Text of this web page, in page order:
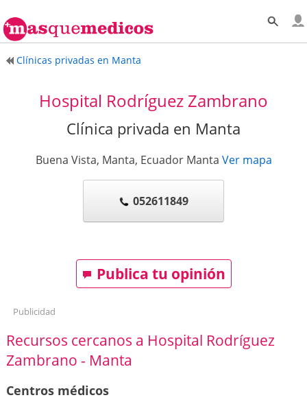
Clínicas privadas en Manta
Hospital Rodríguez Zambrano
Clínica privada en Manta
Buena Vista, Manta, Ecuador Manta Ver mapa
052611849
Publica tu opinión
Publicidad
Recursos cercanos a Hospital Rodríguez
Zambrano - Manta
Centros médicos